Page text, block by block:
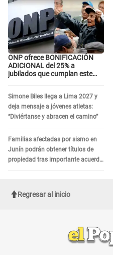
ONP ofrece BONIFICACIÓN
ADICIONAL del 25% a
jubilados que cumplan este
Simone Biles llega a Lima 2027 y
deja mensaje a jóvenes atletas:
“Diviértanse y abracen el camino”
Familias afectadas por sismo en
Junín podrán obtener títulos de
propiedad tras importante acuerdo
de Cofopri
Regresar al inicio